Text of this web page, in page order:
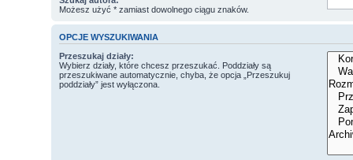
Możesz użyć * zamiast dowolnego ciągu znaków.
OPCJE WYSZUKIWANIA
Przeszukaj działy:
Wybierz działy, które chcesz przeszukać. Poddziały są
przeszukiwane automatycznie, chyba, że opcja „Przeszukuj
poddziały” jest wyłączona.